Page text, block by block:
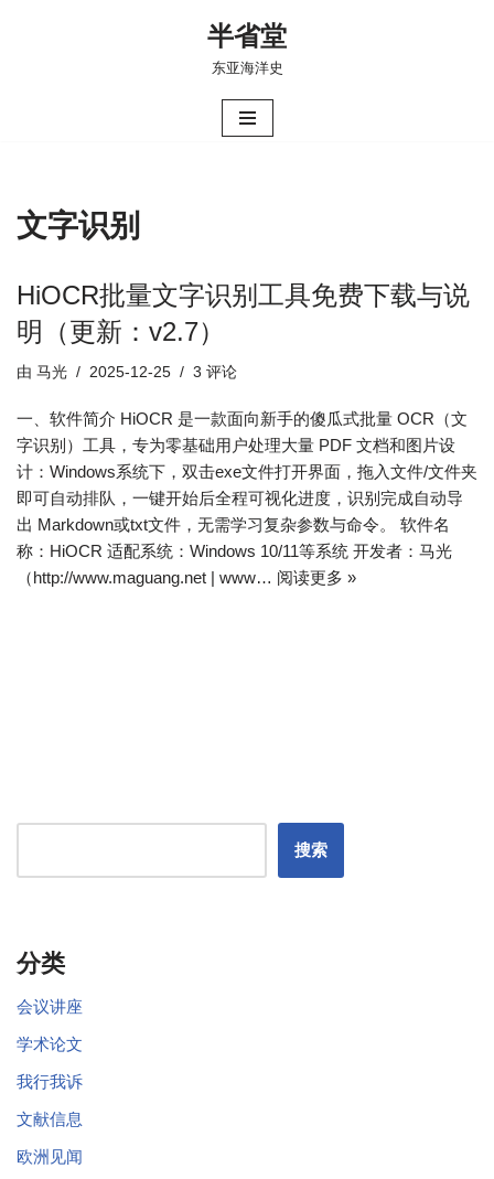
半省堂
东亚海洋史
文字识别
HiOCR批量文字识别工具免费下载与说
明（更新：v2.7）
由 马光 2025-12-25 3 评论
一、软件简介 HiOCR 是一款面向新手的傻瓜式批量 OCR（文
字识别）工具，专为零基础用户处理大量 PDF 文档和图片设
计：Windows系统下，双击exe文件打开界面，拖入文件/文件夹
即可自动排队，一键开始后全程可视化进度，识别完成自动导
出 Markdown或txt文件，无需学习复杂参数与命令。 软件名
称：HiOCR 适配系统：Windows 10/11等系统 开发者：马光
（http://www.maguang.net | www… 阅读更多 »
搜索
分类
会议讲座
学术论文
我行我诉
文献信息
欧洲见闻